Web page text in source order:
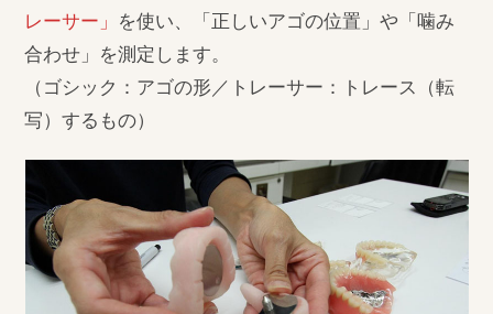
レーサー」 を使い、「正しいアゴの位置」や「噛み
合わせ」を測定します。
（ゴシック：アゴの形／トレーサー：トレース（転
写）するもの）